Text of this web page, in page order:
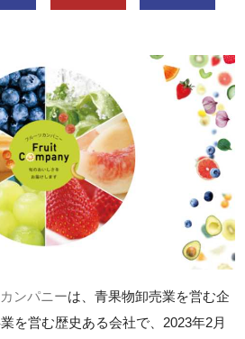
ンパニーは、青果物卸売業を営む企
を営む歴史ある会社で、2023年2月